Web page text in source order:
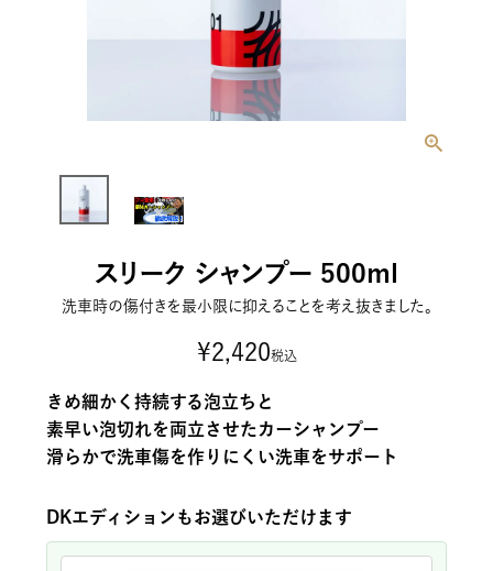
洗車時の傷付きを最小限に抑えることを考え抜きました。
スリーク シャンプー 500ml
¥2,420税込
きめ細かく持続する泡立ちと
素早い泡切れを両立させたカーシャンプー
滑らかで洗車傷を作りにくい洗車をサポート
DKエディションもお選びいただけます